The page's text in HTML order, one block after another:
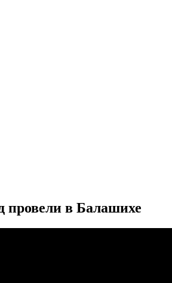
провели в Балашихе